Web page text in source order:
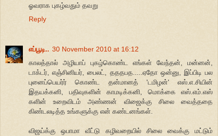
ஓவராக புகழ்வதும் தவறு
Reply
எப்பூடி.. 30 November 2010 at 16:12
காலத்தால் அழியாப் புகழ்கொண்ட எங்கள் வேந்தன், மன்னன்,
டாக்டர், எஞ்சினியர், பைலட், தததபத.....ஏதோ ஒன்னு, இப்பிடி பல
புனைப்பெயர்ர் கொண்ட தன்மானத் 'டமிழன்' எஸ்.எ.சியின்
இதயக்கனி, பதிவுகளின் காமடிக்கனி, மொக்கை எஸ்.எம்.எஸ்
களின் உறைவிடம் அண்ணன் விஜைக்கு சிலை வைத்ததை
கிண்டலடித்த உங்களுக்கு என் கண்டனங்கள்.
விஜய்க்கு ஒபாமா வீட்டு கழிவறையில் சிலை வைக்கு மட்டும்